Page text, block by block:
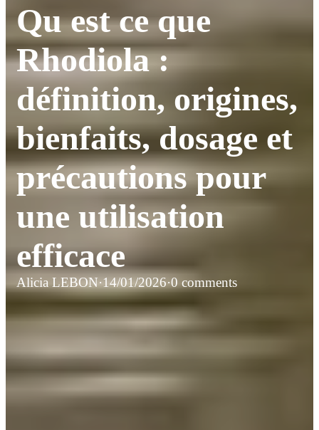
Qu est ce que
Rhodiola :
définition, origines,
bienfaits, dosage et
précautions pour
une utilisation
efficace
Alicia LEBON·14/01/2026·0 comments